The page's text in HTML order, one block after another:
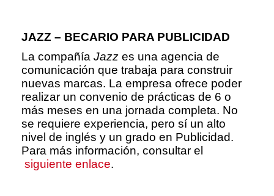
JAZZ – BECARIO PARA PUBLICIDAD
La compañía Jazz es una agencia de
comunicación que trabaja para construir
nuevas marcas. La empresa ofrece poder
realizar un convenio de prácticas de 6 o
más meses en una jornada completa. No
se requiere experiencia, pero sí un alto
nivel de inglés y un grado en Publicidad.
Para más información, consultar el
siguiente enlace.